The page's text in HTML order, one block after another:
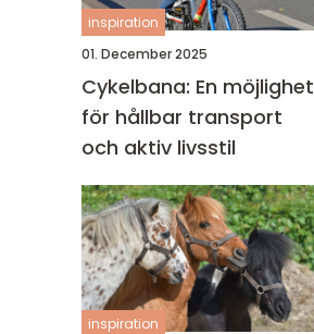
inspiration
01. December 2025
Cykelbana: En möjlighet
för hållbar transport
och aktiv livsstil
inspiration